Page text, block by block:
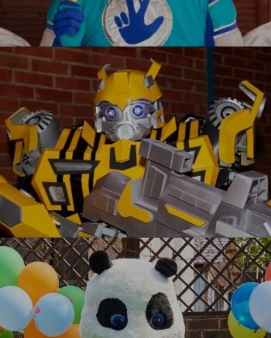
УЗНАТЬ БОЛЬШЕ
Фиксики
УЗНАТЬ БОЛЬШЕ
Бамблби VIP